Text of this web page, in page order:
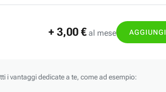
+ 3,00 € al mese AGGIUNGI
i vantaggi dedicate a te, come ad esempio: